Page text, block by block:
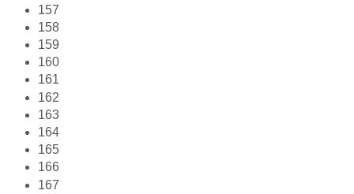
157
158
159
160
161
162
163
164
165
166
167